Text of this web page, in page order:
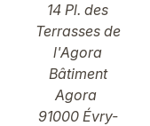
14 Pl. des
Terrasses de
l'Agora
Bâtiment
Agora
91000 Évry-